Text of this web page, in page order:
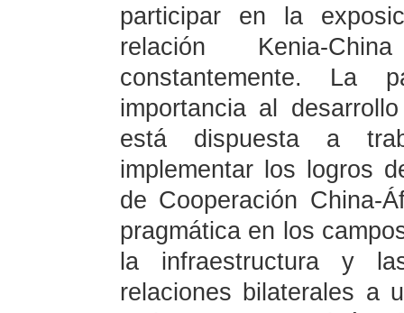
participar en la
relación Kenia-
constantemente. La
importancia al
está dispuesta a
implementar los logros
de Cooperación China-
pragmática en los
la infraestructura y
relaciones bilaterales a